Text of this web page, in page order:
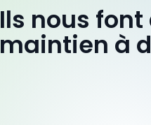
Ils nous
maintien à